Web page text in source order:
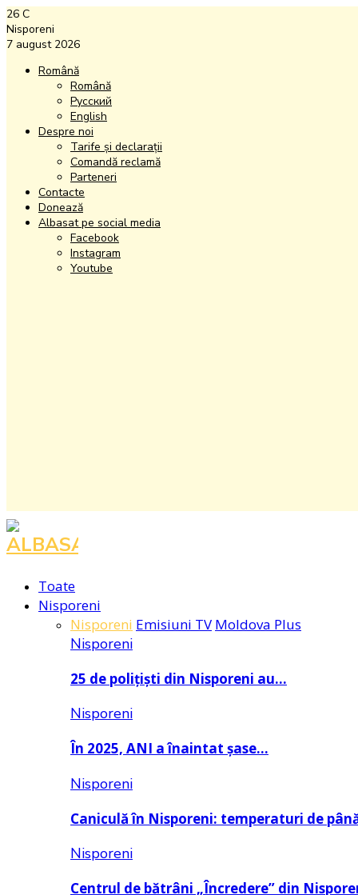
26 C
Nisporeni
7 august 2026
Română
Română
Русский
English
Despre noi
Tarife și declarații
Comandă reclamă
Parteneri
Contacte
Donează
Albasat pe social media
Facebook
Instagram
Youtube
Toate
Nisporeni
Nisporeni Emisiuni TV Moldova Plus
Nisporeni
25 de polițiști din Nisporeni au…
Nisporeni
În 2025, ANI a înaintat șase…
Nisporeni
Caniculă în Nisporeni: temperaturi de
Nisporeni
Centrul de bătrâni „Încredere” din